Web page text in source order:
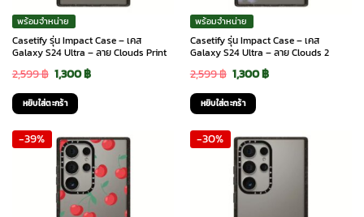
พร้อมจำหน่าย
Casetify รุ่น Impact Case – เคส
Galaxy S24 Ultra – ลาย Clouds Print
2,599฿ Original
price
was:
2,599 ฿.
1,300฿Current
1,300 ฿.
หยิบใส่ตะกร้า
พร้อมจำหน่าย
Casetify รุ่น Impact Case – เคส
Galaxy S24 Ultra – ลาย Clouds 2
2,599฿ Original
price
was:
2,599 ฿.
1,300฿Current
1,300 ฿.
หยิบใส่ตะกร้า
-39% -30%